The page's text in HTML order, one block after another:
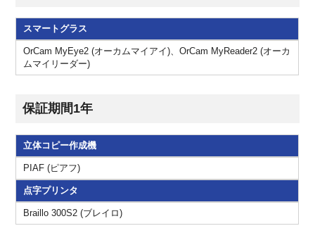
製品保証一覧
スマートグラス
OrCam MyEye2 (オーカムマイアイ)、OrCam MyReader2 (オーカ
ムマイリーダー)
保証期間1年
製品保証一覧
立体コピー作成機
PIAF (ピアフ)
点字プリンタ
Braillo 300S2 (ブレイロ)